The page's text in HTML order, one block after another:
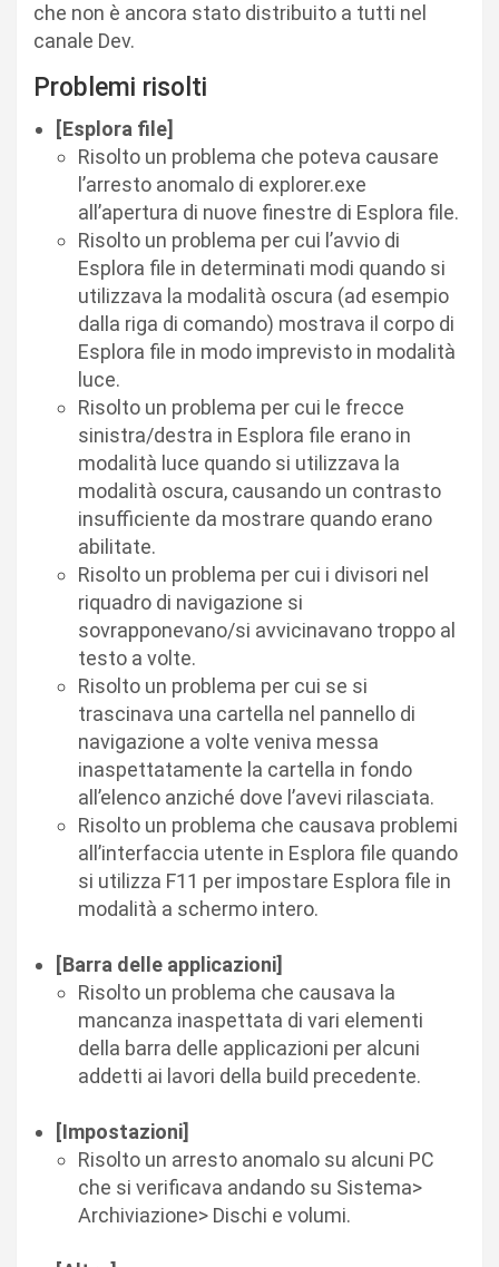
che non è ancora stato distribuito a tutti nel
canale Dev.
Problemi risolti
[Esplora file]
Risolto un problema che poteva causare
l’arresto anomalo di explorer.exe
all’apertura di nuove finestre di Esplora file.
Risolto un problema per cui l’avvio di
Esplora file in determinati modi quando si
utilizzava la modalità oscura (ad esempio
dalla riga di comando) mostrava il corpo di
Esplora file in modo imprevisto in modalità
luce.
Risolto un problema per cui le frecce
sinistra/destra in Esplora file erano in
modalità luce quando si utilizzava la
modalità oscura, causando un contrasto
insufficiente da mostrare quando erano
abilitate.
Risolto un problema per cui i divisori nel
riquadro di navigazione si
sovrapponevano/si avvicinavano troppo al
testo a volte.
Risolto un problema per cui se si
trascinava una cartella nel pannello di
navigazione a volte veniva messa
inaspettatamente la cartella in fondo
all’elenco anziché dove l’avevi rilasciata.
Risolto un problema che causava problemi
all’interfaccia utente in Esplora file quando
si utilizza F11 per impostare Esplora file in
modalità a schermo intero.
[Barra delle applicazioni]
Risolto un problema che causava la
mancanza inaspettata di vari elementi
della barra delle applicazioni per alcuni
addetti ai lavori della build precedente.
[Impostazioni]
Risolto un arresto anomalo su alcuni PC
che si verificava andando su Sistema>
Archiviazione> Dischi e volumi.